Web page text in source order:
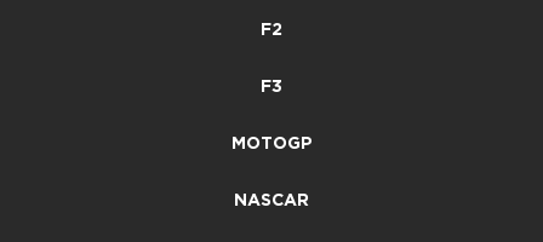
F2
F3
MOTOGP
NASCAR